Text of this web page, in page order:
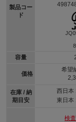
製品コー
ド
容量
価格
在庫 / 納
期目安
希望
西日本
東日本
検